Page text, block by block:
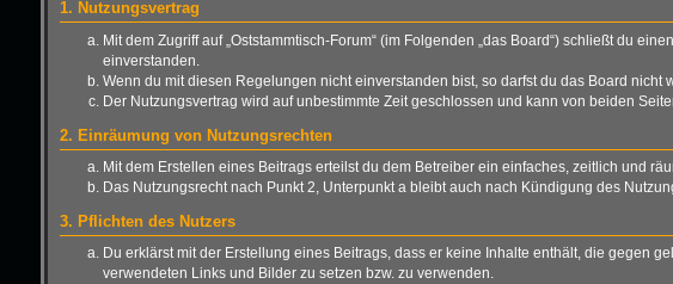
1. Nutzungsvertrag
Mit dem Zugriff auf „Oststammtisch-Forum“ (im Folgenden „das Board“) schließt du
einverstanden.
Wenn du mit diesen Regelungen nicht einverstanden bist, so darfst du das Board
Der Nutzungsvertrag wird auf unbestimmte Zeit geschlossen und kann von beiden
2. Einräumung von Nutzungsrechten
Mit dem Erstellen eines Beitrags erteilst du dem Betreiber ein einfaches, zeitlich und
Das Nutzungsrecht nach Punkt 2, Unterpunkt a bleibt auch nach Kündigung des
3. Pflichten des Nutzers
Du erklärst mit der Erstellung eines Beitrags, dass er keine Inhalte enthält, die gegen
verwendeten Links und Bilder zu setzen bzw. zu verwenden.